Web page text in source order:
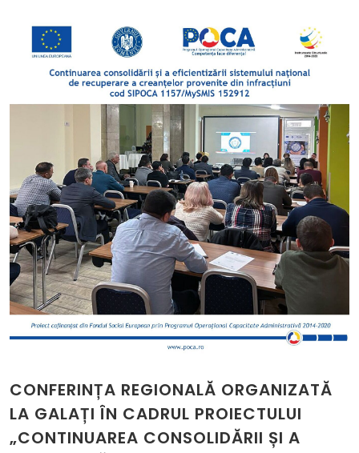
CONFERINȚA REGIONALĂ ORGANIZATĂ
LA GALAȚI ÎN CADRUL PROIECTULUI
„CONTINUAREA CONSOLIDĂRII ȘI A